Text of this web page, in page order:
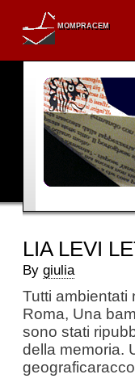
MOMPRACEM
LIA LEVI
By giulia
Tutti ambientati
Roma, Una
sono stati
della memoria.